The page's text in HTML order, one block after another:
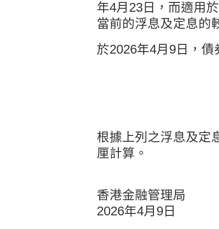
年4月23日，而適用
當前的浮息及定息的
於2026年4月9日，
根據上列之浮息及定
厘計算。
香港金融管理局
2026年4月9日